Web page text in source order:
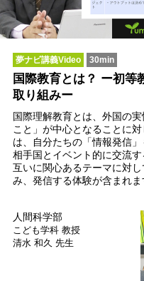
夢ナビ講義Video 30min
国際教育とは？ ー初等
取り組みー
国際理解教育とは、外国の
こと」が中心となることに
は、自分たちの「情報発信」
相手国とイベント的に交流す
互いに関心あるテーマに対
み、発信する体験が含まれま
人間科学部
こども学科 教授
清水 和久 先生